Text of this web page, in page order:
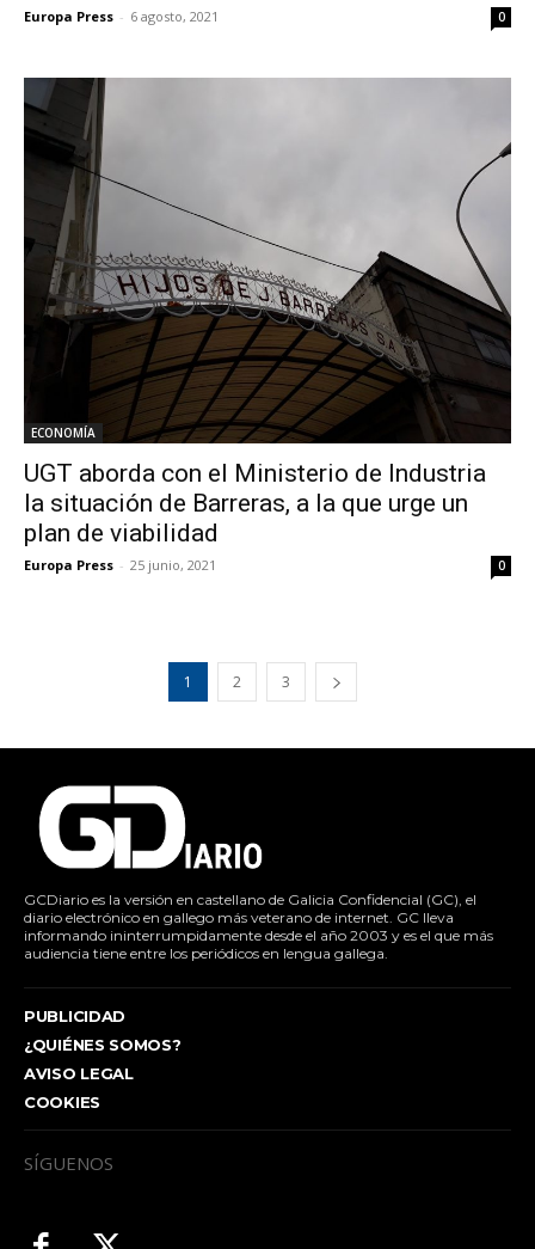
Europa Press - 6 agosto, 2021 0
ECONOMÍA
UGT aborda con el Ministerio de Industria
la situación de Barreras, a la que urge un
plan de viabilidad
Europa Press - 25 junio, 2021 0
1 2 3
GCDiario es la versión en castellano de Galicia Confidencial (GC), el
diario electrónico en gallego más veterano de internet. GC lleva
informando ininterrumpidamente desde el año 2003 y es el que más
audiencia tiene entre los periódicos en lengua gallega.
PUBLICIDAD
¿QUIÉNES SOMOS?
AVISO LEGAL
COOKIES
SÍGUENOS